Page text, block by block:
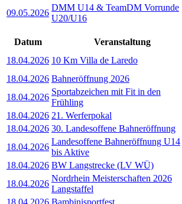
09.05.2026
DMM U14 & TeamDM Vorrunde
U20/U16
Datum Veranstaltung
18.04.2026 10 Km Villa de Laredo
18.04.2026 Bahneröffnung 2026
18.04.2026
Sportabzeichen mit Fit in den
Frühling
18.04.2026 21. Werferpokal
18.04.2026 30. Landesoffene Bahneröffnung
18.04.2026
Landesoffene Bahneröffnung U14
bis Aktive
18.04.2026 BW Langstrecke (LV WÜ)
18.04.2026
Nordrhein Meisterschaften 2026
Langstaffel
18.04.2026 Bambinisportfest